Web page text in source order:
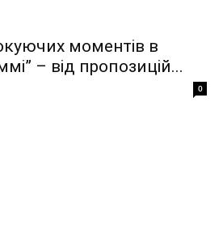
моментів в
– від пропозицій...
0